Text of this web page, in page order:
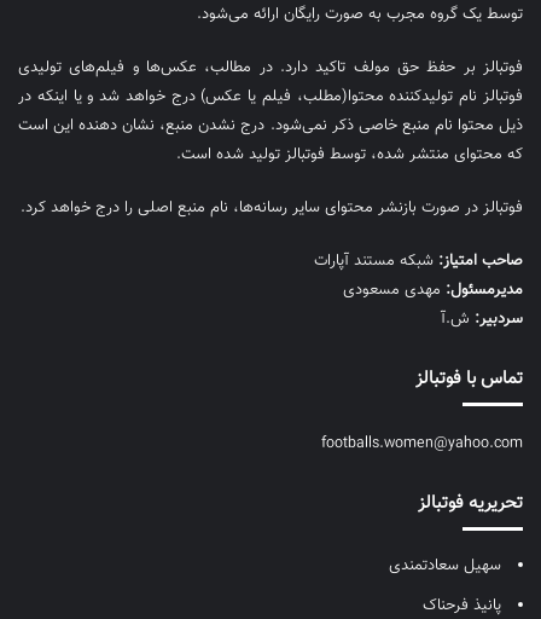
توسط یک گروه مجرب به صورت رایگان ارائه می‌شود.
فوتبالز بر حفظ حق مولف تاکید دارد. در مطالب، عکس‌ها و فیلم‌های تولیدی
فوتبالز نام تولیدکننده محتوا(مطلب، فیلم یا عکس) درج خواهد شد و یا اینکه در
ذیل محتوا نام منبع خاصی ذکر نمی‌‎شود. درج نشدن منبع، نشان دهنده این است
که محتوای منتشر شده، توسط فوتبالز تولید شده است.
فوتبالز در صورت بازنشر محتوای سایر رسانه‌ها، نام منبع اصلی را درج خواهد کرد.
صاحب امتیاز: شبکه مستند آپارات
مديرمسئول: مهدی مسعودی
سردبیر: ش.آ
تماس با فوتبالز
footballs.women@yahoo.com
تحریریه فوتبالز
سهیل سعادتمندی
پانیذ فرحناک